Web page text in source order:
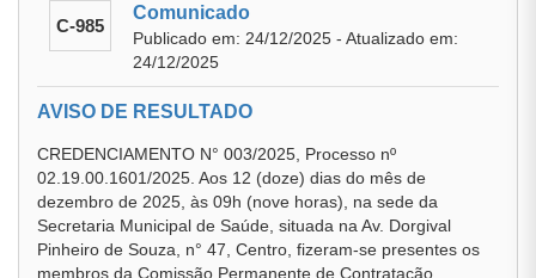
C-985
Comunicado
Publicado em: 24/12/2025 - Atualizado em:
24/12/2025
AVISO DE RESULTADO
CREDENCIAMENTO N° 003/2025, Processo nº
02.19.00.1601/2025. Aos 12 (doze) dias do mês de
dezembro de 2025, às 09h (nove horas), na sede da
Secretaria Municipal de Saúde, situada na Av. Dorgival
Pinheiro de Souza, n° 47, Centro, fizeram-se presentes os
membros da Comissão Permanente de Contratação